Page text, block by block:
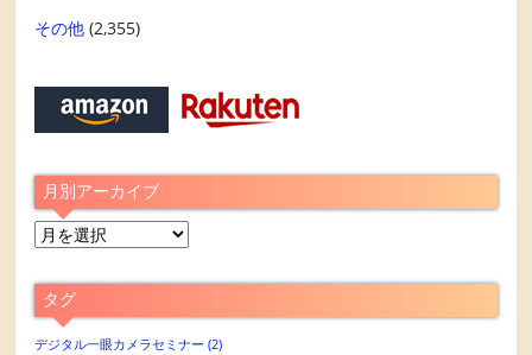
その他 (2,355)
月別アーカイブ
月
ア
ー
カ
タグ
デジタル一眼カメラセミナー (2)